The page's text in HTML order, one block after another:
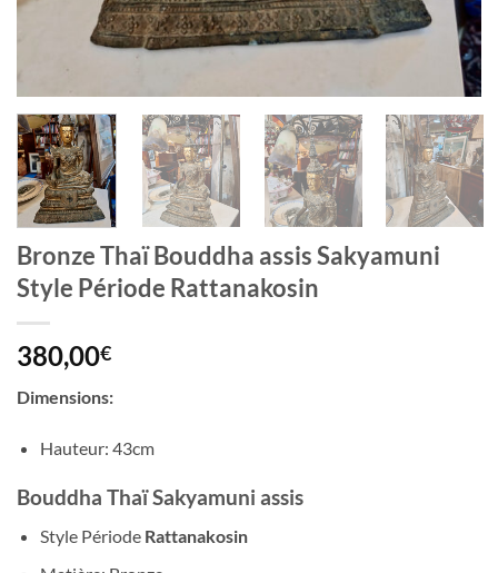
Bronze Thaï Bouddha assis Sakyamuni
Style Période Rattanakosin
380,00€
Dimensions:
Hauteur: 43cm
Bouddha Thaï Sakyamuni assis
Style PériodeRattanakosin